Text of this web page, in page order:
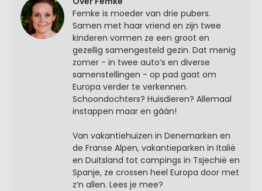
Femke is moeder van drie pubers.
Samen met haar vriend en zijn twee
kinderen vormen ze een groot en
gezellig samengesteld gezin. Dat menig
zomer - in twee auto’s en diverse
samenstellingen - op pad gaat om
Europa verder te verkennen.
Schoondochters? Huisdieren? Allemaal
instappen maar en gáán!
Van vakantiehuizen in Denemarken en
de Franse Alpen, vakantieparken in Italië
en Duitsland tot campings in Tsjechië en
Spanje, ze crossen heel Europa door met
z’n allen. Lees je mee?